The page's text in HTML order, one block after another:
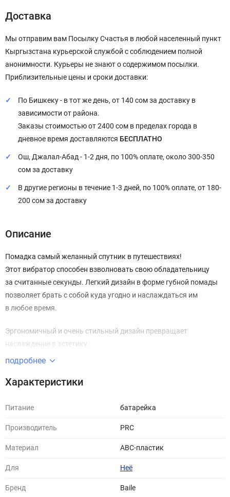
Доставка
Мы отправим вам Посылку Счастья в любой населенный пункт
Кыргызстана курьерской службой с соблюдением полной
анонимности. Курьеры не знают о содержимом посылки.
Приблизительные цены и сроки доставки:
По Бишкеку - в тот же день, от 140 сом за доставку в
зависимости от района.
Заказы стоимостью от 2400 сом в пределах города в
дневное время доставляются БЕСПЛАТНО
Ош, Джалал-Абад - 1-2 дня, по 100% оплате, около 300-350
сом за доставку
В другие регионы в течение 1-3 дней, по 100% оплате, от 180-
200 сом за доставку
Описание
Помадка самый желанный спутник в путешествиях!
Этот вибратор способен взволновать свою обладательницу
за считанные секунды. Легкий дизайн в форме губной помады
позволяет брать с собой куда угодно и наслаждаться им
в любое время.
Эргономичный и очень стильный дизайн превращает
наслаждение в эстетику.
Идеальная форма сочетается с наилучшей функциональностью,
предоставляя Вам предельно простой интерфейс для
того, кто только познает прелесть вибраций, а также для тех,
сексуальности.
беззвучной вибрации от одной батарейки типа ААА.
подробнее
Характеристики
Питание батарейка
Производитель PRC
Материал ABC-пластик
Для Неё
Бренд Baile